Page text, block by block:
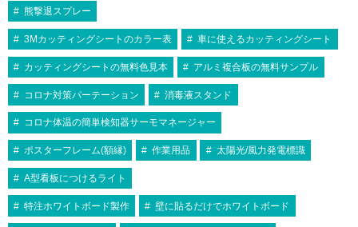
熊撃退スプレー
3Mカッティングシートのカラー表 車に使えるカッティングシート
カッティングシートの無料色見本 アルミ複合板の無料サンプル
コロナ対策パーテーション 消毒液スタンド
コロナ体温の簡単検知器サーモマネージャー
ポスターフレーム(額縁) 作業用品 太陽光/風力発電標識
A型看板につけるライト
特注ホワイトボード製作 壁に貼るだけでホワイトボード